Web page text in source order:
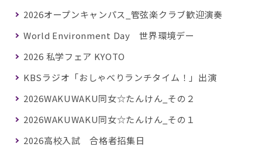
2026オープンキャンパス_管弦楽クラブ歓迎演奏
World Environment Day 世界環境デー
2026 私学フェア KYOTO
KBSラジオ「おしゃべりランチタイム！」出演
2026WAKUWAKU同女☆たんけん_その２
2026WAKUWAKU同女☆たんけん_その１
2026高校入試 合格者招集日